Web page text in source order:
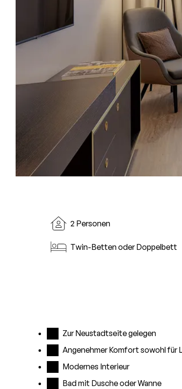
2 Personen
Twin-Betten oder Doppelbett
Zur Neustadtseite gelegen
Angenehmer Komfort sowohl für
Modernes Interieur
Bad mit Dusche oder Wanne